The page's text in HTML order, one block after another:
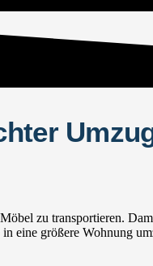
zu transportieren.
eine größere Wohnung